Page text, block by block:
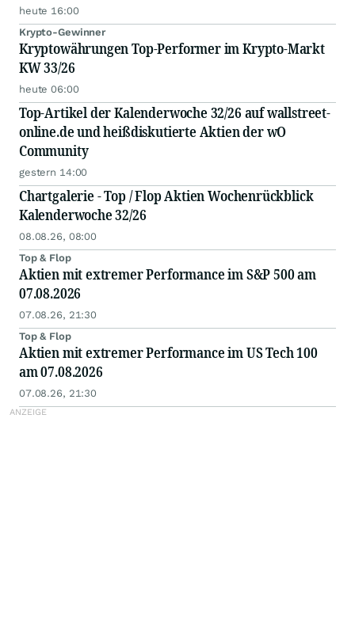
heute 16:00
Krypto-Gewinner
Kryptowährungen Top-Performer im Krypto-Markt
KW 33/26
heute 06:00
Top-Artikel der Kalenderwoche 32/26 auf wallstreet-
online.de und heißdiskutierte Aktien der wO
Community
gestern 14:00
Chartgalerie - Top / Flop Aktien Wochenrückblick
Kalenderwoche 32/26
08.08.26, 08:00
Top & Flop
Aktien mit extremer Performance im S&P 500 am
07.08.2026
07.08.26, 21:30
Top & Flop
Aktien mit extremer Performance im US Tech 100
am 07.08.2026
07.08.26, 21:30